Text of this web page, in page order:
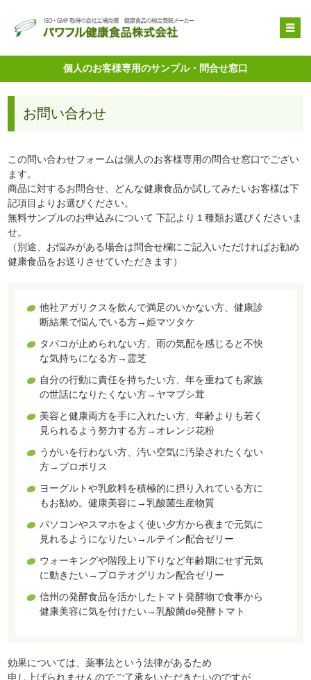
OEM受託製造
原料提供
品質管理・取得特許
企業情報
個人のお客様専用のサンプル・問合せ窓口
お問い合わせ
この問い合わせフォームは個人のお客様専用の問合せ窓口でござい
ます。
商品に対するお問合せ、どんな健康食品か試してみたいお客様は下
記項目よりお選びください。
無料サンプルのお申込みについて 下記より１種類お選びくださいま
せ。
（別途、お悩みがある場合は問合せ欄にご記入いただければお勧め
健康食品をお送りさせていただきます）
他社アガリクスを飲んで満足のいかない方、健康診
断結果で悩んでいる方→姫マツタケ
タバコが止められない方、雨の気配を感じると不快
な気持ちになる方→霊芝
自分の行動に責任を持ちたい方、年を重ねても家族
の世話になりたくない方→ヤマブシ茸
美容と健康両方を手に入れたい方、年齢よりも若く
見られるよう努力する方→オレンジ花粉
うがいを行わない方、汚い空気に汚染されたくない
方→プロポリス
ヨーグルトや乳飲料を積極的に摂り入れている方に
もお勧め。健康美容に→乳酸菌生産物質
パソコンやスマホをよく使い夕方から夜まで元気に
見れるようになりたい→ルテイン配合ゼリー
ウォーキングや階段上り下りなど年齢期にせず元気
に動きたい→プロテオグリカン配合ゼリー
信州の発酵食品を活かしたトマト発酵物で食事から
健康美容に気を付けたい→乳酸菌de発酵トマト
効果については、薬事法という法律があるため
申し上げられませんのでご了承をいただきたいのですが